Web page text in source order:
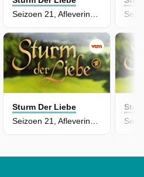
Seizoen 21, Aflevering 72 - Episode 72
Sturm Der Liebe